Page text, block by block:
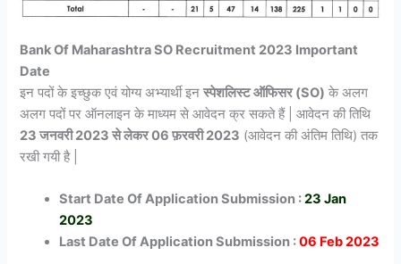
Bank Of Maharashtra SO Recruitment 2023 Important
Date
इन पदों के इच्छुक एवं योग्य अभ्यार्थी इनस्पेशलिस्ट ऑफिसर (SO) के अलग
अलग पदों पर ऑनलाइन के माध्यम से आवेदन क्र सकते हैं | आवेदन की तिथि
23 जनवरी 2023 से लेकर 06 फ़रवरी 2023 (आवेदन की अंतिम तिथि) तक
रखी गयी है |
Start Date Of Application Submission :23 Jan
2023
Last Date Of Application Submission :06 Feb 2023